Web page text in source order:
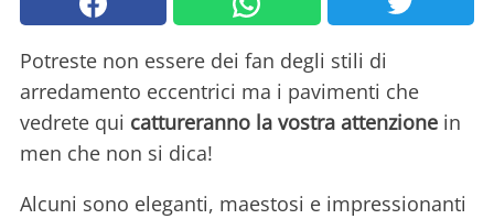
Potreste non essere dei fan degli stili di
arredamento eccentrici ma i pavimenti che
vedrete qui cattureranno la vostra attenzione in
men che non si dica!
Alcuni sono eleganti, maestosi e impressionanti